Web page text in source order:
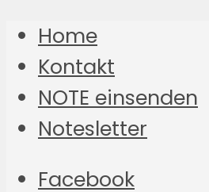
Home
Kontakt
NOTE einsenden
Notesletter
Facebook